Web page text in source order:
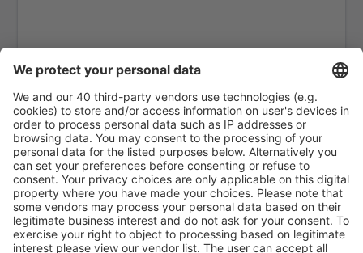
Hamburg
Mannheim Airport (MHG)
Memmingen Allgau (FMM)
Nurnberg Airport (NUE)
Munster Osnabruck (FMO)
Paderborn Lippstadt (PAD)
Rostock-Laage (RLG)